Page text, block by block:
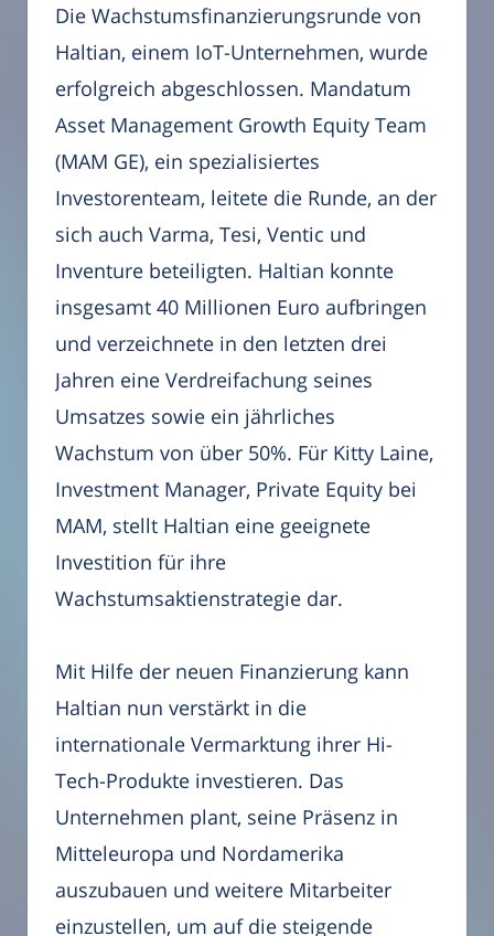
Die Wachstumsfinanzierungsrunde von
Haltian, einem IoT-Unternehmen, wurde
erfolgreich abgeschlossen. Mandatum
Asset Management Growth Equity Team
(MAM GE), ein spezialisiertes
Investorenteam, leitete die Runde, an der
sich auch Varma, Tesi, Ventic und
Inventure beteiligten. Haltian konnte
insgesamt 40 Millionen Euro aufbringen
und verzeichnete in den letzten drei
Jahren eine Verdreifachung seines
Umsatzes sowie ein jährliches
Wachstum von über 50%. Für Kitty Laine,
Investment Manager, Private Equity bei
MAM, stellt Haltian eine geeignete
Investition für ihre
Wachstumsaktienstrategie dar.
Mit Hilfe der neuen Finanzierung kann
Haltian nun verstärkt in die
internationale Vermarktung ihrer Hi-
Tech-Produkte investieren. Das
Unternehmen plant, seine Präsenz in
Mitteleuropa und Nordamerika
auszubauen und weitere Mitarbeiter
einzustellen, um auf die steigende